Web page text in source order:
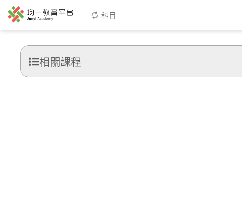
科目
相關課程